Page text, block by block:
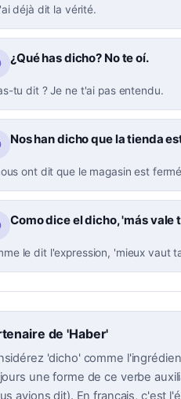
déjà dit la vérité.
¿Qué has dicho? No te oí.
tu dit ? Je ne t'ai pas entendu.
Nos han dicho que la tienda
ont dit que le magasin est
Como dice el dicho, 'más vale
le dit l'expression, 'mieux vaut
de 'Haber'
'dicho' comme
une forme de ce verbe
avions dit). En français, c'est